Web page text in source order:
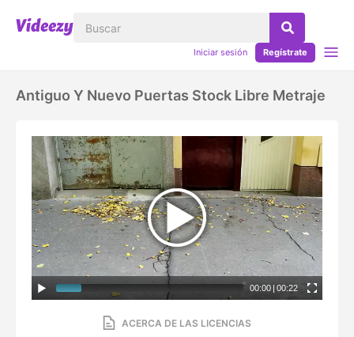
Iniciar sesión Regístrate
Antiguo Y Nuevo Puertas Stock Libre Metraje
00:00 | 00:22
ACERCA DE LAS LICENCIAS